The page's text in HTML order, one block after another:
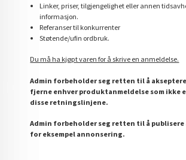
Linker, priser, tilgjengelighet eller annen
informasjon.
Referanser til konkurrenter
Støtende/ufin ordbruk.
Du må ha kjøpt varen for å skrive en anmeldelse.
Admin forbeholder seg retten til å
fjerne enhver produktanmeldelse som ikke
disse retningslinjene.
Admin forbeholder seg retten til å publisere
for eksempel annonsering.